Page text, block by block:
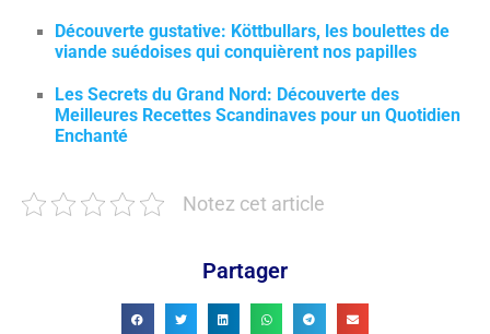
Découverte gustative: Köttbullars, les boulettes de
viande suédoises qui conquièrent nos papilles
Les Secrets du Grand Nord: Découverte des
Meilleures Recettes Scandinaves pour un Quotidien
Enchanté
Notez cet article
Partager